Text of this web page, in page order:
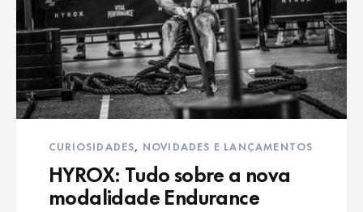
CURIOSIDADES, NOVIDADES E LANÇAMENTOS
HYROX: Tudo sobre a nova
modalidade Endurance